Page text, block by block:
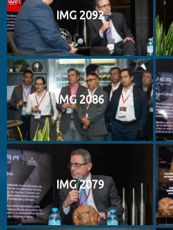
IMG 2092
IMG 2086
IMG 2079